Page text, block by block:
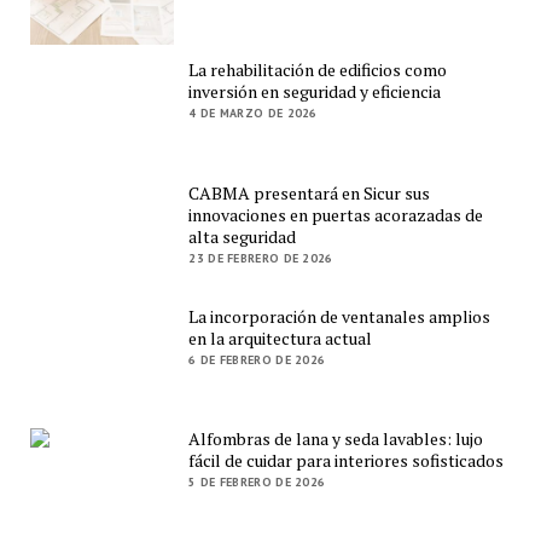
La rehabilitación de edificios como
inversión en seguridad y eficiencia
4 DE MARZO DE 2026
CABMA presentará en Sicur sus
innovaciones en puertas acorazadas de
alta seguridad
23 DE FEBRERO DE 2026
La incorporación de ventanales amplios
en la arquitectura actual
6 DE FEBRERO DE 2026
Alfombras de lana y seda lavables: lujo
fácil de cuidar para interiores sofisticados
5 DE FEBRERO DE 2026